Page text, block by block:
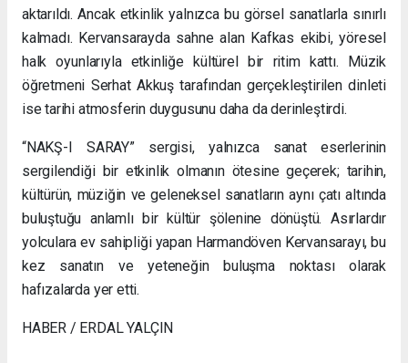
aktarıldı. Ancak etkinlik yalnızca bu görsel sanatlarla sınırlı
kalmadı. Kervansarayda sahne alan Kafkas ekibi, yöresel
halk oyunlarıyla etkinliğe kültürel bir ritim kattı. Müzik
öğretmeni Serhat Akkuş tarafından gerçekleştirilen dinleti
ise tarihi atmosferin duygusunu daha da derinleştirdi.
“NAKŞ-I SARAY” sergisi, yalnızca sanat eserlerinin
sergilendiği bir etkinlik olmanın ötesine geçerek; tarihin,
kültürün, müziğin ve geleneksel sanatların aynı çatı altında
buluştuğu anlamlı bir kültür şölenine dönüştü. Asırlardır
yolculara ev sahipliği yapan Harmandöven Kervansarayı, bu
kez sanatın ve yeteneğin buluşma noktası olarak
hafızalarda yer etti.
HABER / ERDAL YALÇIN